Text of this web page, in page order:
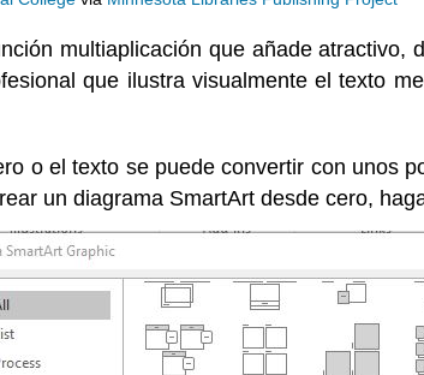
multiaplicación que añade
que ilustra visualmente el texto
o el texto se puede convertir con unos
un diagrama SmartArt desde cero,